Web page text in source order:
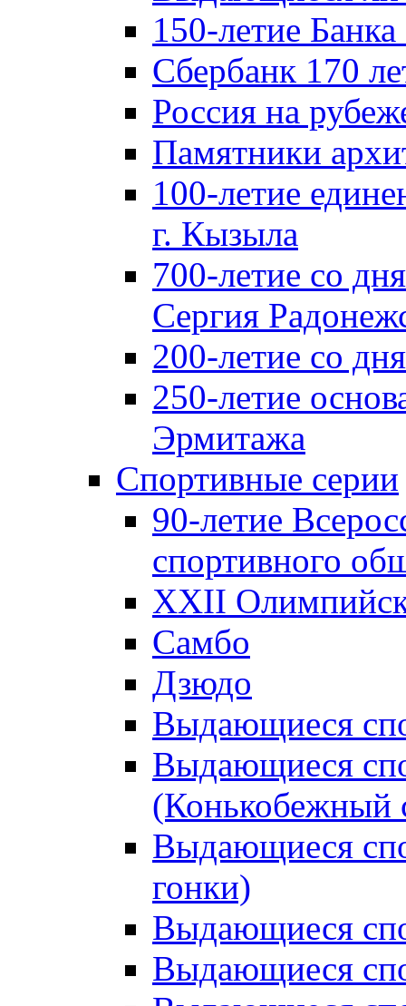
150-летие
Сбербанк 170
Россия на
Памятники
100-летие
г. Кызыла
700-летие со
Сергия
200-летие со
250-летие
Эрмитажа
Спортивные серии
90-летие
спортивного
XXII
Самбо
Дзюдо
Выдающиеся
Выдающиеся
(Конькобежный
Выдающиеся
гонки)
Выдающиеся
Выдающиеся